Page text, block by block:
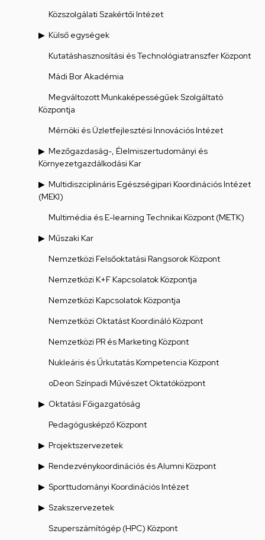
Közszolgálati Szakértői Intézet
Külső egységek
Kutatáshasznosítási és Technológiatranszfer Központ
Mádi Bor Akadémia
Megváltozott Munkaképességűek Szolgáltató
Központja
Mérnöki és Üzletfejlesztési Innovációs Intézet
Mezőgazdaság-, Élelmiszertudományi és
Környezetgazdálkodási Kar
Multidiszciplináris Egészségipari Koordinációs Intézet
(MEKI)
Multimédia és E-learning Technikai Központ (METK)
Műszaki Kar
Nemzetközi Felsőoktatási Rangsorok Központ
Nemzetközi K+F Kapcsolatok Központja
Nemzetközi Kapcsolatok Központja
Nemzetközi Oktatást Koordináló Központ
Nemzetközi PR és Marketing Központ
Nukleáris és Űrkutatás Kompetencia Központ
oDeon Színpadi Művészet Oktatóközpont
Oktatási Főigazgatóság
Pedagógusképző Központ
Projektszervezetek
Rendezvénykoordinációs és Alumni Központ
Sporttudományi Koordinációs Intézet
Szakszervezetek
Szuperszámítógép (HPC) Központ